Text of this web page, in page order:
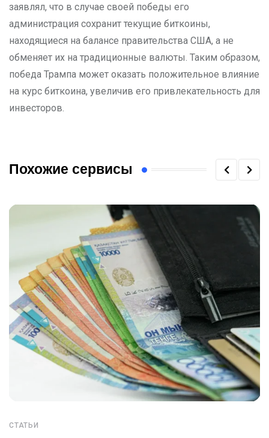
заявлял, что в случае своей победы его
администрация сохранит текущие биткоины,
находящиеся на балансе правительства США, а не
обменяет их на традиционные валюты. Таким образом,
победа Трампа может оказать положительное влияние
на курс биткоина, увеличив его привлекательность для
инвесторов.
Похожие сервисы
СТАТЬИ